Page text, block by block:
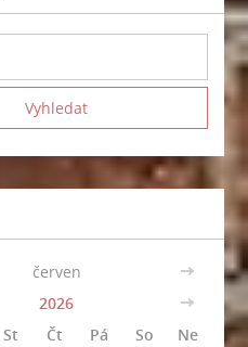
červen
>>
2026
>>
St Čt Pá So
Ne